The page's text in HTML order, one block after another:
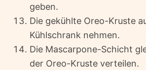
geben.
Die gekühlte Oreo-Kruste
Kühlschrank nehmen.
Die Mascarpone-Schicht
der Oreo-Kruste verteilen.